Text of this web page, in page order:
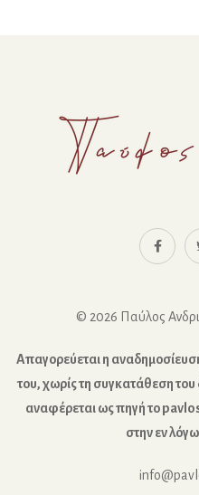
© 2026 Παύλος
Απαγορεύεται η
του, χωρίς τη συγκατάθεση
αναφέρεται ως πηγή το
στην εν